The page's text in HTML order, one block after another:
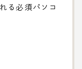
る必須パソコ